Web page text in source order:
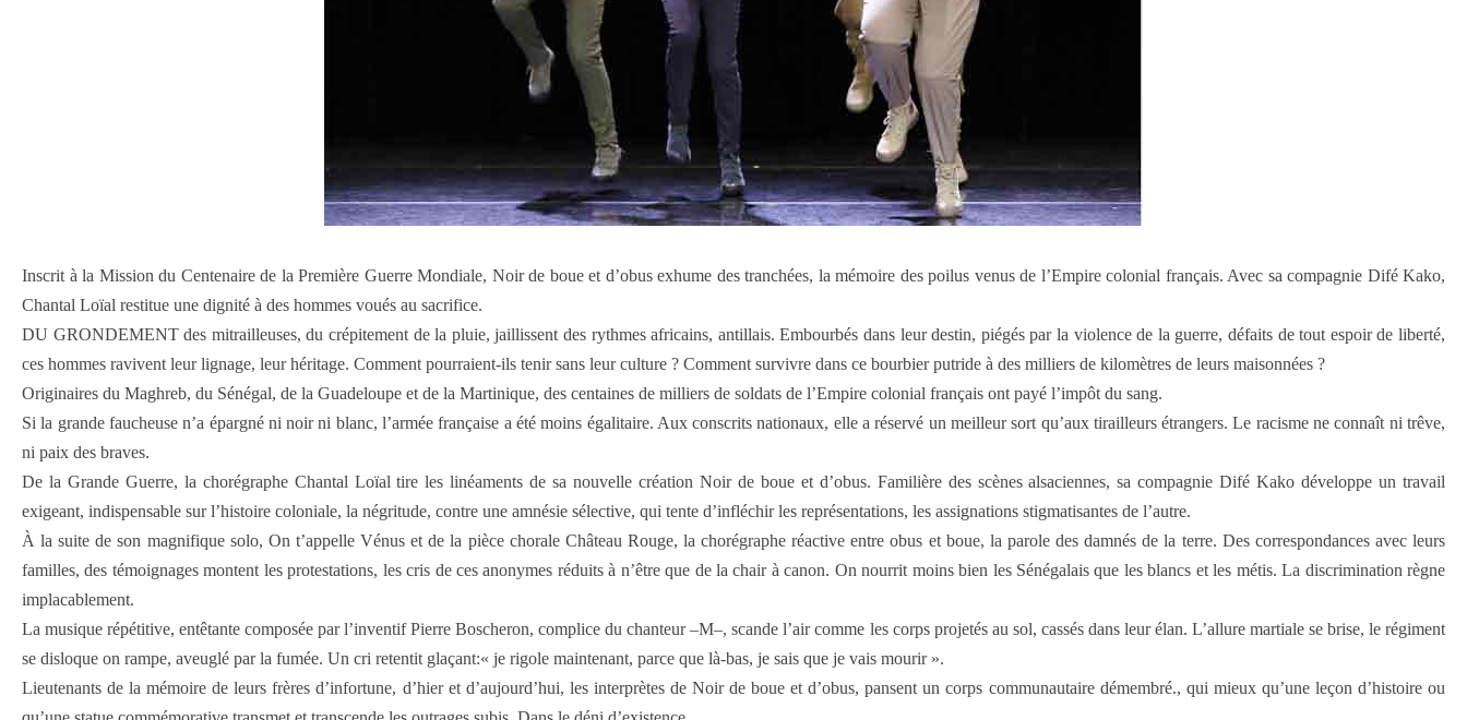
Inscrit à la Mission du Centenaire de la Première Guerre Mondiale, Noir de boue et d’obus exhume des tranchées, la mémoire des poilus venus de l’Empire colonial français. Avec sa compagnie Difé Kako,
Chantal Loïal restitue une dignité à des hommes voués au sacrifice.
DU GRONDEMENT des mitrailleuses, du crépitement de la pluie, jaillissent des rythmes africains, antillais. Embourbés dans leur destin, piégés par la violence de la guerre, défaits de tout espoir de liberté,
ces hommes ravivent leur lignage, leur héritage. Comment pourraient-ils tenir sans leur culture ? Comment survivre dans ce bourbier putride à des milliers de kilomètres de leurs maisonnées ?
Originaires du Maghreb, du Sénégal, de la Guadeloupe et de la Martinique, des centaines de milliers de soldats de l’Empire colonial français ont payé l’impôt du sang.
Si la grande faucheuse n’a épargné ni noir ni blanc, l’armée française a été moins égalitaire. Aux conscrits nationaux, elle a réservé un meilleur sort qu’aux tirailleurs étrangers. Le racisme ne connaît ni trêve,
ni paix des braves.
De la Grande Guerre, la chorégraphe Chantal Loïal tire les linéaments de sa nouvelle création Noir de boue et d’obus. Familière des scènes alsaciennes, sa compagnie Difé Kako développe un travail
exigeant, indispensable sur l’histoire coloniale, la négritude, contre une amnésie sélective, qui tente d’infléchir les représentations, les assignations stigmatisantes de l’autre.
À la suite de son magnifique solo, On t’appelle Vénus et de la pièce chorale Château Rouge, la chorégraphe réactive entre obus et boue, la parole des damnés de la terre. Des correspondances avec leurs
familles, des témoignages montent les protestations, les cris de ces anonymes réduits à n’être que de la chair à canon. On nourrit moins bien les Sénégalais que les blancs et les métis. La discrimination règne
implacablement.
La musique répétitive, entêtante composée par l’inventif Pierre Boscheron, complice du chanteur –M–, scande l’air comme les corps projetés au sol, cassés dans leur élan. L’allure martiale se brise, le régiment
se disloque on rampe, aveuglé par la fumée. Un cri retentit glaçant:« je rigole maintenant, parce que là-bas, je sais que je vais mourir ».
Lieutenants de la mémoire de leurs frères d’infortune, d’hier et d’aujourd’hui, les interprètes de Noir de boue et d’obus, pansent un corps communautaire démembré., qui mieux qu’une leçon d’histoire ou